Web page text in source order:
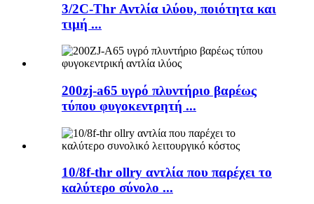
3/2C-Thr Αντλία ιλύου, ποιότητα και
τιμή ...
200zj-a65 υγρό πλυντήριο βαρέως
τύπου φυγοκεντρητή ...
10/8f-thr ollry αντλία που παρέχει το
καλύτερο σύνολο ...